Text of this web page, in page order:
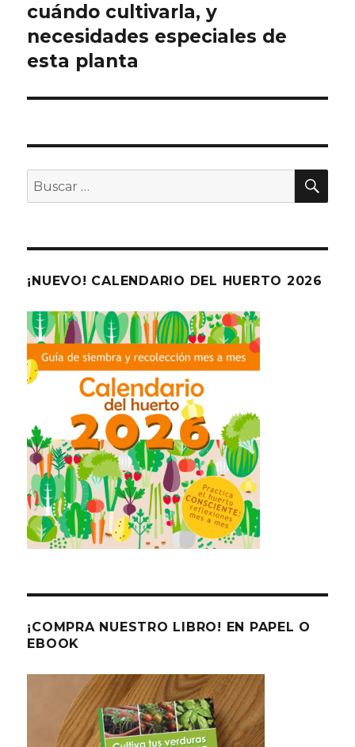
entradas
cuándo cultivarla, y
necesidades especiales de
esta planta
Buscar
por:
¡NUEVO! CALENDARIO DEL HUERTO 2026
¡COMPRA NUESTRO LIBRO! EN PAPEL O
EBOOK